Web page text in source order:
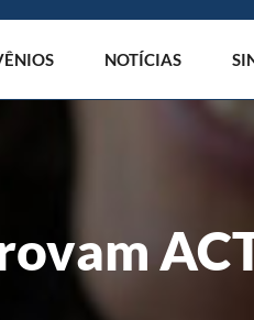
NOTÍCIAS